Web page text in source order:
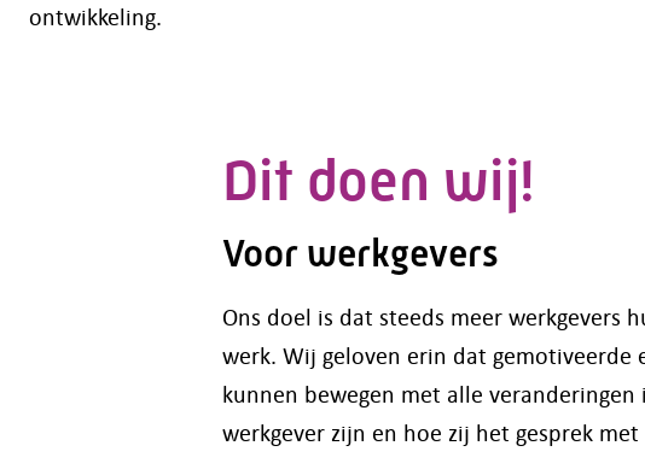
ontwikkeling.
Dit doen wij!
Voor werkgevers
Ons doel is dat steeds meer werkgevers
werk. Wij geloven erin dat gemotiveerde
kunnen bewegen met alle veranderingen
werkgever zijn en hoe zij het gesprek